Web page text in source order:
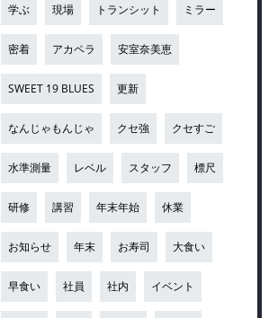
学ぶ 現場 トランシット ミラー
密着 アカペラ 安室奈美恵
SWEET 19 BLUES 更新
なんじゃもんじゃ クセ強 クセすご
水準測量 レベル スタッフ 標尺
研修 講習 年末年始 休業
お知らせ 年末 お寿司 大食い
早食い 社員 社内 イベント